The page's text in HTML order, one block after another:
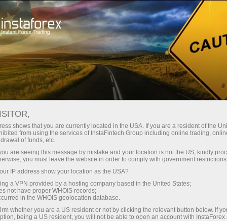
Трейдерам Форекс аналитика
Форекс ТВ
Форекс-ТВ: календарь
Календарь трейдера на 28 марта: В
тарифной игре Трампа победителей не
будет? (uz)
Savdo hisob-varag‘ini ochish
shows that you are currently located in the USA. If you are a resident of the
from using the services of InstaFintech Group including online trading,
of funds, etc.
are seeing this message by mistake and your location is not the US, kindly
you must leave the website in order to comply with government
IP address show your location as the USA?
a VPN provided by a hosting company based in the United States;
not have proper WHOIS records;
in the WHOIS geolocation database.
whether you are a US resident or not by clicking the relevant button below. If
being a US resident, you will not be able to open an account with InstaForex